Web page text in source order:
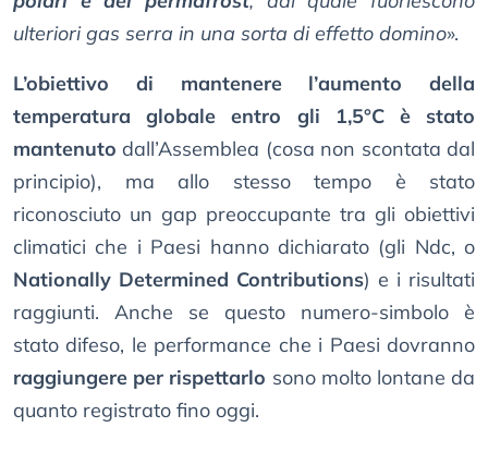
ulteriori gas serra in una sorta di effetto domino».
L’obiettivo di mantenere l’aumento della
temperatura globale entro gli 1,5°C è stato
mantenuto dall’Assemblea (cosa non scontata dal
principio), ma allo stesso tempo è stato
riconosciuto un gap preoccupante tra gli obiettivi
climatici che i Paesi hanno dichiarato (gli Ndc, o
Nationally Determined Contributions) e i risultati
raggiunti. Anche se questo numero-simbolo è
stato difeso, le performance che i Paesi dovranno
raggiungere per rispettarlo sono molto lontane da
quanto registrato fino oggi.